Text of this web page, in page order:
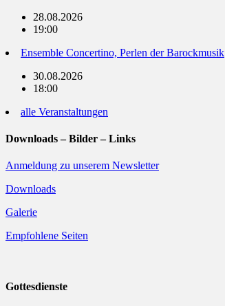
28.08.2026
19:00
Ensemble Concertino, Perlen der Barockmusik
30.08.2026
18:00
alle Veranstaltungen
Downloads – Bilder – Links
Anmeldung zu unserem Newsletter
Downloads
Galerie
Empfohlene Seiten
Gottesdienste